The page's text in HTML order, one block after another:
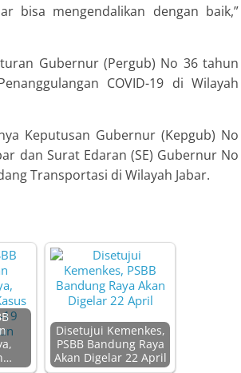
bisa mengendalikan dengan baik,”
Gubernur (Pergub) No 36 tahun
COVID-19 di Wilayah
Keputusan Gubernur (Kepgub) No
dan Surat Edaran (SE) Gubernur No
Transportasi di Wilayah Jabar.
Disetujui Kemenkes,
PSBB Bandung Raya
Akan Digelar 22 April